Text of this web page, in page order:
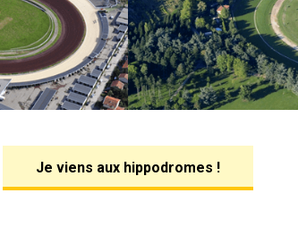
Je viens aux hippodromes !